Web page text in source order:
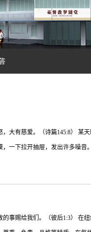
大有慈爱。（诗篇145:8） 某
一下拉开抽屉，发出许多噪音
尖叫时，他终于受不了了。
有人在乎我们，有人会以仁
事赐给我们。（彼后1:3） 在